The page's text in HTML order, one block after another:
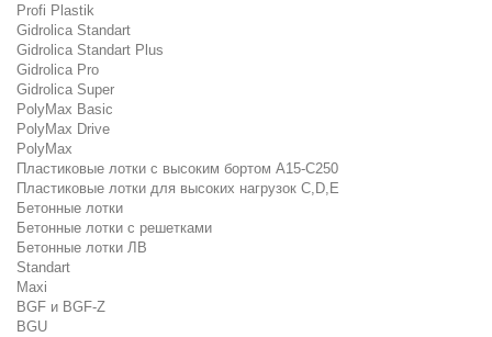
Profi Plastik
Gidrolica Standart
Gidrolica Standart Plus
Gidrolica Pro
Gidrolica Super
PolyMax Basic
PolyMax Drive
PolyMax
Пластиковые лотки с высоким бортом А15-C250
Пластиковые лотки для высоких нагрузок C,D,E
Бетонные лотки
Бетонные лотки с решетками
Бетонные лотки ЛВ
Standart
Maxi
BGF и BGF-Z
BGU